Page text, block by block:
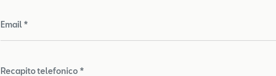
Email *
Recapito telefonico *